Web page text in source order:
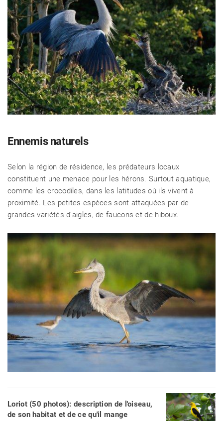
Ennemis naturels
Selon la région de résidence, les prédateurs locaux
constituent une menace pour les hérons. Surtout aquatique,
comme les crocodiles, dans les latitudes où ils vivent à
proximité. Les petites espèces sont attaquées par de
grandes variétés d'aigles, de faucons et de hiboux.
Loriot (50 photos): description de l'oiseau,
de son habitat et de ce qu'il mange